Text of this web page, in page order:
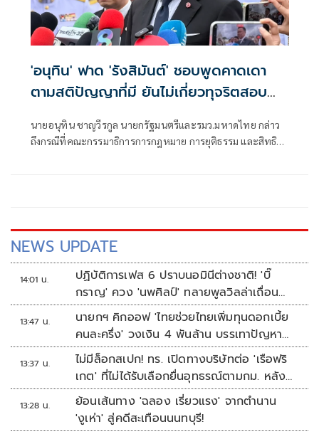
'อนุทิน' ฟาด 'รังสิมันต์' ชอบพูดคาดเดา
ตามสติปัญญาที่มี ยันไม่เกี่ยวทุจริตสอบ
นายอนุทิน ชาญวีรกูล นายกรัฐมนตรีและรมว.มหาดไทย กล่าว
ถึงกรณีที่คณะกรรมาธิการการกฎหมาย การยุติธรรม และสิทธิ
NEWS UPDATE
14:01 น.
ปฏิบัติการเฟส 6 ปราบนอมินีต่างชาติ! 'บิ๊
กราญ' ควง 'นพศิลป์' ทลายพูลวิลล่าเถื่อน
หัวหิน
13:47 น.
นายกฯ คิกออฟ 'ไทยช่วยไทยเพิ่มทุนดอกเบี้ย
คนละครึ่ง' วงเงิน 4 พันล้าน บรรเทาปัญหา
ปากท้อง
13:37 น.
ไม่มีล็อกสเปก! ทร. เปิดทางบริษัทต่อ 'เรือฟริ
เกต' ที่ไม่ได้รับเลือกยื่นอุทธรณ์ตามกม. หลัง
เซ็นอนุมัติเรียบร้อย
13:28 น.
ย้อนเส้นทาง 'ฉลอง เรี่ยวแรง' จากตำนาน
'งูเห่า' สู่คดีสะเทือนนนทบุรี!